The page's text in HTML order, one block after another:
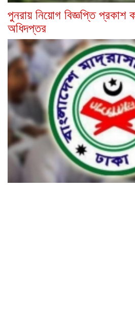
পুনরায় নিয়োগ বিজ্ঞপ্তি প্রকাশ
অধিদপ্তর